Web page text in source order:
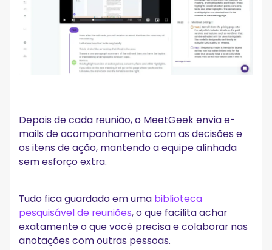
Depois de cada reunião, o MeetGeek envia e-
mails de acompanhamento com as decisões e
os itens de ação, mantendo a equipe alinhada
sem esforço extra.
Tudo fica guardado em uma biblioteca
pesquisável de reuniões, o que facilita achar
exatamente o que você precisa e colaborar nas
anotações com outras pessoas.